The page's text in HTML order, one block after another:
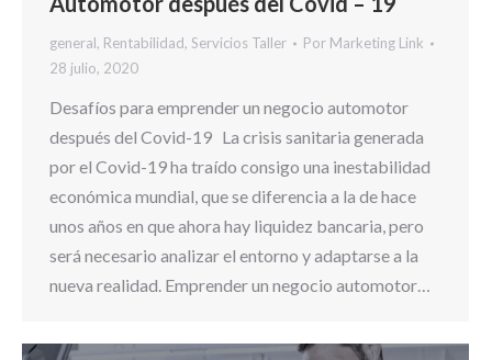
general, Rentabilidad, Servicios Taller Por Marketing Link
28 julio, 2020
Desafíos para emprender un negocio automotor
después del Covid-19 La crisis sanitaria generada
por el Covid-19 ha traído consigo una inestabilidad
económica mundial, que se diferencia a la de hace
unos años en que ahora hay liquidez bancaria, pero
será necesario analizar el entorno y adaptarse a la
nueva realidad. Emprender un negocio automotor…